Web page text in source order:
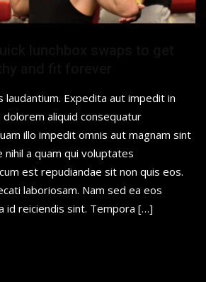
Expedita aut impedit in
dolorem aliquid consequatur
illo impedit omnis aut magnam sint
nihil a quam qui voluptates
est repudiandae sit non quis eos.
laboriosam. Nam sed ea eos
id reiciendis sint. Tempora […]